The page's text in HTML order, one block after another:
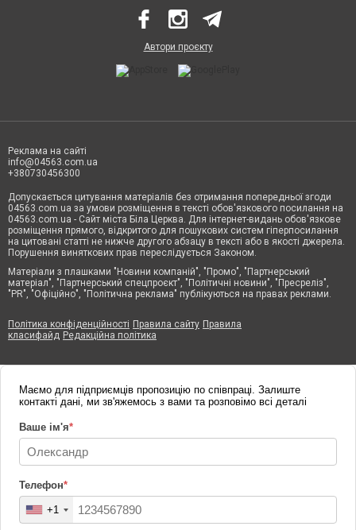
Автори проєкту
Реклама на сайті
info@04563.com.ua
+380730456300
Допускається цитування матеріалів без отримання попередньої згоди
04563.com.ua за умови розміщення в тексті обов'язкового посилання на
04563.com.ua - Сайт міста Біла Церква. Для інтернет-видань обов'язкове
розміщення прямого, відкритого для пошукових систем гіперпосилання
на цитовані статті не нижче другого абзацу в тексті або в якості джерела.
Порушення виняткових прав переслідується Законом.
Матеріали з плашками "Новини компаній", "Промо", "Партнерський
матеріал", "Партнерський спецпроєкт", "Політичні новини", "Пресреліз",
"PR", "Офіційно", "Політична реклама" публікуються на правах реклами.
Політика конфіденційності Правила сайту Правила
класифайд Редакційна політика
Маємо для підприємців пропозицію по співпраці. Залиште
контакті дані, ми зв'яжемось з вами та розповімо всі деталі
Ваше ім'я*
Телефон*
+1